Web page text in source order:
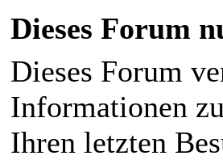
Dieses Forum
Dieses Forum
Informationen
Ihren letzten